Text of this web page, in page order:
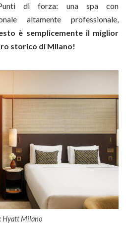
di forza: una spa con
altamente professionale,
è semplicemente il miglior
storico di Milano!
Hyatt Milano